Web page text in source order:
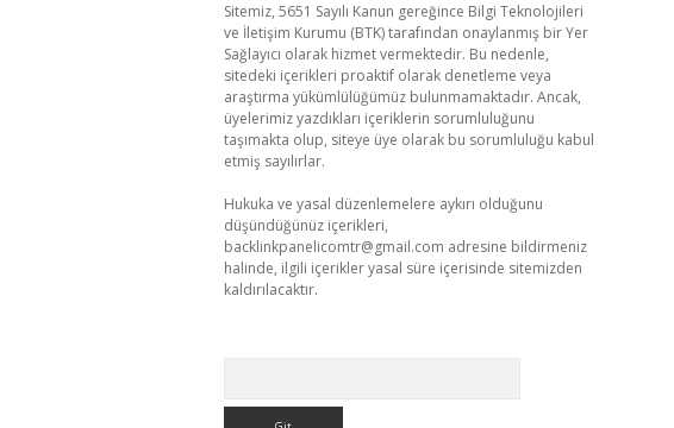
Sitemiz, 5651 Sayılı Kanun gereğince Bilgi Teknolojileri
ve İletişim Kurumu (BTK) tarafından onaylanmış bir Yer
Sağlayıcı olarak hizmet vermektedir. Bu nedenle,
sitedeki içerikleri proaktif olarak denetleme veya
araştırma yükümlülüğümüz bulunmamaktadır. Ancak,
üyelerimiz yazdıkları içeriklerin sorumluluğunu
taşımakta olup, siteye üye olarak bu sorumluluğu kabul
etmiş sayılırlar.
Hukuka ve yasal düzenlemelere aykırı olduğunu
düşündüğünüz içerikleri,
backlinkpanelicomtr@gmail.com adresine bildirmeniz
halinde, ilgili içerikler yasal süre içerisinde sitemizden
kaldırılacaktır.